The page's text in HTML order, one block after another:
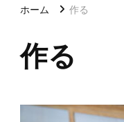
ホーム 作る
作る